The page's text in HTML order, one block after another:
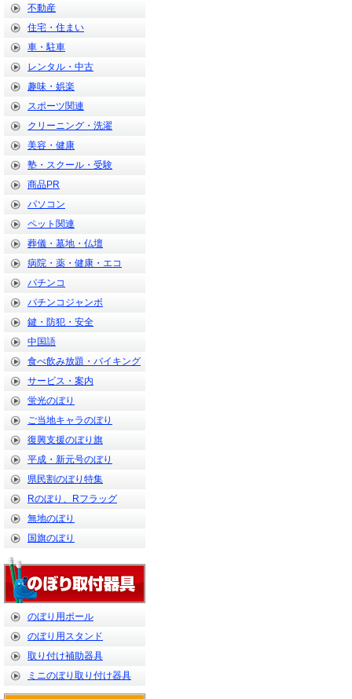
不動産
住宅・住まい
車・駐車
レンタル・中古
趣味・娯楽
スポーツ関連
クリーニング・洗濯
美容・健康
塾・スクール・受験
商品PR
パソコン
ペット関連
葬儀・墓地・仏壇
病院・薬・健康・エコ
パチンコ
パチンコジャンボ
鍵・防犯・安全
中国語
食べ飲み放題・バイキング
サービス・案内
蛍光のぼり
ご当地キャラのぼり
復興支援のぼり旗
平成・新元号のぼり
県民割のぼり特集
Rのぼり、Rフラッグ
無地のぼり
国旗のぼり
のぼり用ポール
のぼり用スタンド
取り付け補助器具
ミニのぼり取り付け器具